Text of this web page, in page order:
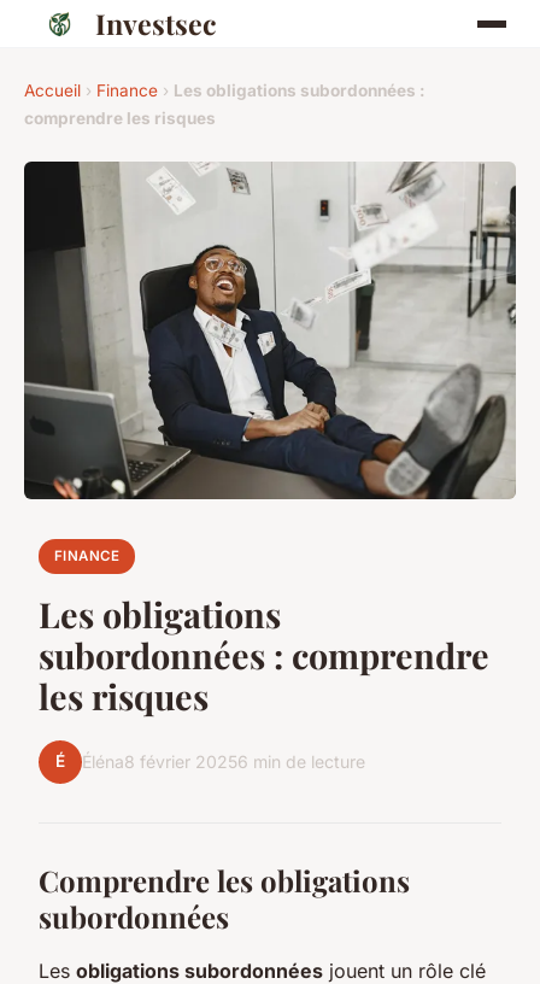
Investsec
Accueil › Finance › Les obligations subordonnées :
comprendre les risques
FINANCE
Les obligations
subordonnées : comprendre
les risques
É Éléna8 février 20256 min de lecture
Comprendre les obligations
subordonnées
Les obligations subordonnées jouent un rôle clé